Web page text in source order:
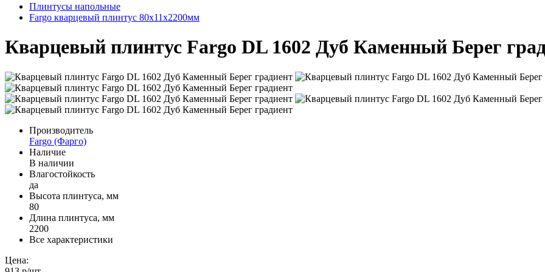
Плинтусы напольные
Fargo кварцевый плинтус 80х11х2200мм
Кварцевый плинтус Fargo DL 1602 Дуб Каменный Берег
Производитель
Fargo (Фарго)
Наличие
В наличии
Влагостойкость
да
Высота плинтуса, мм
80
Длина плинтуса, мм
2200
Все характеристики
Цена: